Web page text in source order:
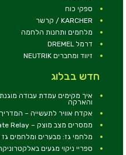
ספקי כוח
KARCHER / קרשר
מלחמים ותחנות הלחמה
דרמל DREMEL
זיווד ומחברים NEUTRIK
חדש בבלוג
והארקה
אקדח אוויר לתעשייה –
ממסרים מצב מוצק – Solid State Relay
מלחמי גז: מבערים ומלחמים גז
ספריי ניקוי מגעים